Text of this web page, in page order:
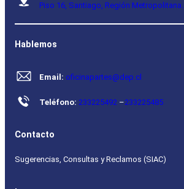
Piso 16, Santiago, Región Metropolitana.
Hablemos
Email: oficinapartes@dep.cl
Teléfono: 233225492 –233225485
Contacto
Sugerencias, Consultas y Reclamos (SIAC)